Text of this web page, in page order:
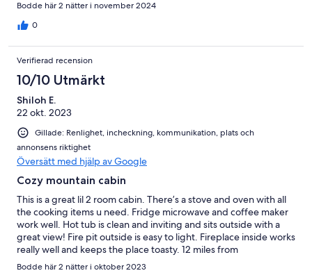
Bodde här 2 nätter i november 2024
0
Verifierad recension
10/10 Utmärkt
Shiloh E.
22 okt. 2023
Gillade: Renlighet, incheckning, kommunikation, plats och
annonsens riktighet
Översätt med hjälp av Google
Cozy mountain cabin
This is a great lil 2 room cabin. There’s a stove and oven with all
the cooking items u need. Fridge microwave and coffee maker
work well. Hot tub is clean and inviting and sits outside with a
great view! Fire pit outside is easy to light. Fireplace inside works
really well and keeps the place toasty. 12 miles from
Leavenworth and really serene. Great place to stay for a small
Bodde här 2 nätter i oktober 2023